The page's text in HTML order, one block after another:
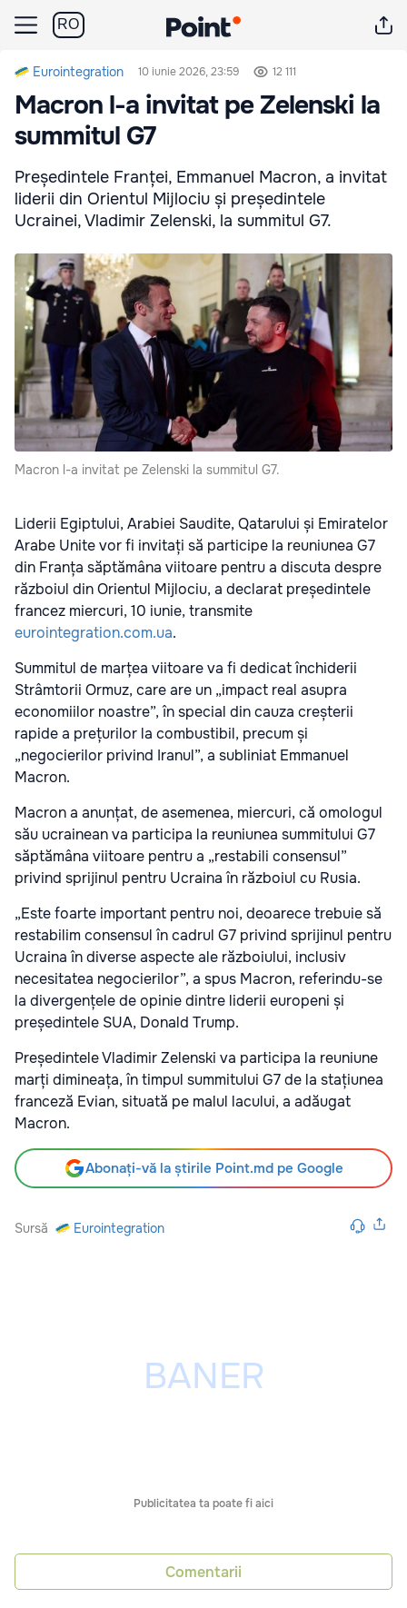
RO
Eurointegration 10 iunie 2026, 23:59 12 111
Macron l-a invitat pe Zelenski la
summitul G7
Președintele Franței, Emmanuel Macron, a invitat
liderii din Orientul Mijlociu și președintele
Ucrainei, Vladimir Zelenski, la summitul G7.
Macron l-a invitat pe Zelenski la summitul G7.
Liderii Egiptului, Arabiei Saudite, Qatarului și Emiratelor
Arabe Unite vor fi invitați să participe la reuniunea G7
din Franța săptămâna viitoare pentru a discuta despre
războiul din Orientul Mijlociu, a declarat președintele
francez miercuri, 10 iunie, transmite
eurointegration.com.ua.
Summitul de marțea viitoare va fi dedicat închiderii
Strâmtorii Ormuz, care are un „impact real asupra
economiilor noastre”, în special din cauza creșterii
rapide a prețurilor la combustibil, precum și
„negocierilor privind Iranul”, a subliniat Emmanuel
Macron.
Macron a anunțat, de asemenea, miercuri, că omologul
său ucrainean va participa la reuniunea summitului G7
săptămâna viitoare pentru a „restabili consensul”
privind sprijinul pentru Ucraina în războiul cu Rusia.
„Este foarte important pentru noi, deoarece trebuie să
restabilim consensul în cadrul G7 privind sprijinul pentru
Ucraina în diverse aspecte ale războiului, inclusiv
necesitatea negocierilor”, a spus Macron, referindu-se
la divergențele de opinie dintre liderii europeni și
președintele SUA, Donald Trump.
Președintele Vladimir Zelenski va participa la reuniune
marți dimineața, în timpul summitului G7 de la stațiunea
franceză Evian, situată pe malul lacului, a adăugat
Macron.
Abonați-vă la știrile Point.md pe Google
Sursă Eurointegration
Publicitatea ta poate fi aici
Comentarii